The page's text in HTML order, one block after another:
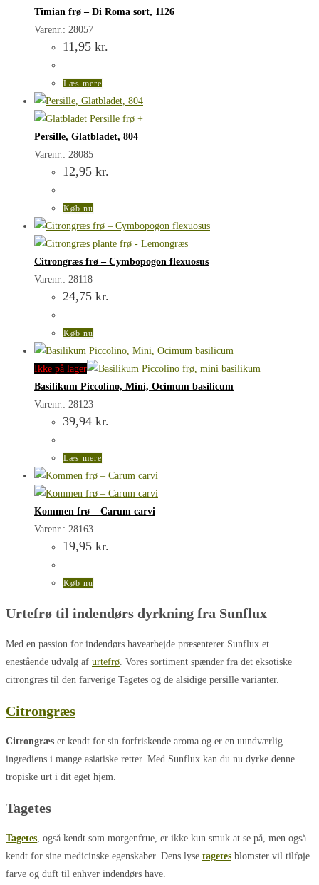
Timian frø – Di Roma sort, 1126
Varenr.: 28057
11,95 kr.
Læs mere
Persille, Glatbladet, 804
Varenr.: 28085
12,95 kr.
Køb nu
Citrongræs frø – Cymbopogon flexuosus
Varenr.: 28118
24,75 kr.
Køb nu
Ikke på lager
Basilikum Piccolino, Mini, Ocimum basilicum
Varenr.: 28123
39,94 kr.
Læs mere
Kommen frø – Carum carvi
Varenr.: 28163
19,95 kr.
Køb nu
Urtefrø til indendørs dyrkning fra Sunflux
Med en passion for indendørs havearbejde præsenterer Sunflux et
enestående udvalg af urtefrø. Vores sortiment spænder fra det eksotiske
citrongræs til den farverige Tagetes og de alsidige persille varianter.
Citrongræs
Citrongræs er kendt for sin forfriskende aroma og er en uundværlig
ingrediens i mange asiatiske retter. Med Sunflux kan du nu dyrke denne
tropiske urt i dit eget hjem.
Tagetes
Tagetes, også kendt som morgenfrue, er ikke kun smuk at se på, men også
kendt for sine medicinske egenskaber. Dens lyse tagetes blomster vil tilføje
farve og duft til enhver indendørs have.